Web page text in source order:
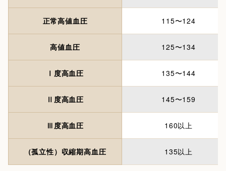
正常高値血圧 115〜124
高値血圧 125〜134
Ⅰ度高血圧 135〜144
Ⅱ度高血圧 145〜159
Ⅲ度高血圧 160以上
（孤立性）収縮期高血圧 135以上